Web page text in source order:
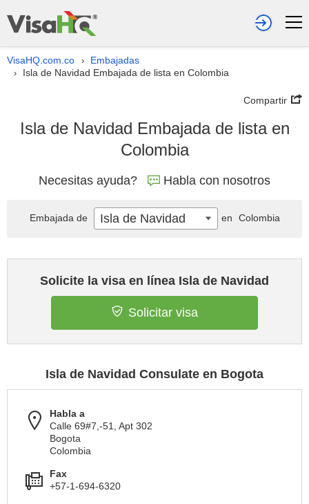
VisaHQ.com.co › Embajadas
› Isla de Navidad Embajada de lista en Colombia
Compartir
Isla de Navidad Embajada de lista en
Colombia
Necesitas ayuda? Habla con nosotros
Solicite la visa en línea Isla de Navidad
Solicitar visa
Isla de Navidad Consulate en Bogota
Habla a
Calle 69#7,-51, Apt 302
Bogota
Colombia
Fax
+57-1-694-6320
Embajada de Isla de Navidad en Colombia